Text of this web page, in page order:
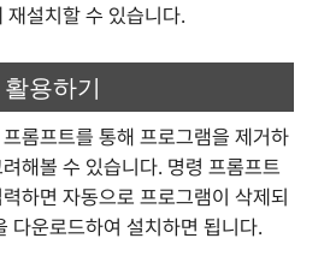
설치할 수 있습니다.
용하기
롬프트를 통해 프로그램을 제거하
해볼 수 있습니다. 명령 프롬프트
하면 자동으로 프로그램이 삭제되
다운로드하여 설치하면 됩니다.